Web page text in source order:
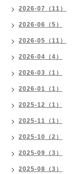
2026-07（11）
2026-06（5）
2026-05（11）
2026-04（4）
2026-03（1）
2026-01（1）
2025-12（1）
2025-11（1）
2025-10（2）
2025-09（3）
2025-08（3）